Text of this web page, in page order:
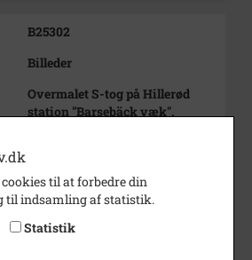
B25302
Billeder
Overmalet S-tog på Hillerød
station "Barsebäck væk".
8/9 1977
Jørgen Rubæk Hansen
til at forbedre din
til indsamling af statistik.
Statistik